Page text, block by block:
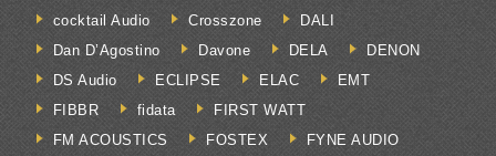
cocktail Audio
Crosszone
DALI
Dan D’Agostino
Davone DELA
DENON
DS Audio
ECLIPSE ELAC
EMT
FIBBR
fidata
FIRST WATT
FM ACOUSTICS
FOSTEX
FYNE AUDIO